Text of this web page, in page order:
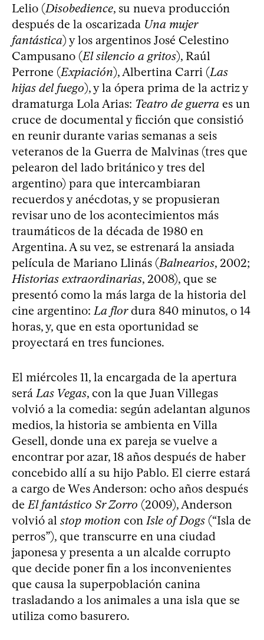
Lelio (Disobedience, su nueva producción
después de la oscarizada Una mujer
fantástica) y los argentinos José Celestino
Campusano (El silencio a gritos), Raúl
Perrone (Expiación), Albertina Carri (Las
hijas del fuego), y la ópera prima de la actriz y
dramaturga Lola Arias: Teatro de guerra es un
cruce de documental y ficción que consistió
en reunir durante varias semanas a seis
veteranos de la Guerra de Malvinas (tres que
pelearon del lado británico y tres del
argentino) para que intercambiaran
recuerdos y anécdotas, y se propusieran
revisar uno de los acontecimientos más
traumáticos de la década de 1980 en
Argentina. A su vez, se estrenará la ansiada
película de Mariano Llinás (Balnearios, 2002;
Historias extraordinarias, 2008), que se
presentó como la más larga de la historia del
cine argentino:La flordura 840 minutos, o 14
horas, y, que en esta oportunidad se
proyectará en tres funciones.
El miércoles 11, la encargada de la apertura
seráLas Vegas, con la que Juan Villegas
volvió a la comedia: según adelantan algunos
medios, la historia se ambienta en Villa
Gesell, donde una ex pareja se vuelve a
encontrar por azar, 18 años después de haber
concebido allí a su hijo Pablo. El cierre estará
a cargo de Wes Anderson: ocho años después
deEl fantástico Sr Zorro (2009), Anderson
volvió al stop motion conIsle of Dogs (“Isla de
perros”), que transcurre en una ciudad
japonesa y presenta a un alcalde corrupto
que decide poner fin a los inconvenientes
que causa la superpoblación canina
trasladando a los animales a una isla que se
utiliza como basurero.